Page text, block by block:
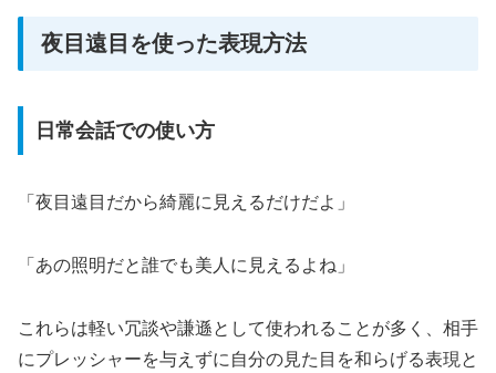
夜目遠目を使った表現方法
日常会話での使い方
「夜目遠目だから綺麗に見えるだけだよ」
「あの照明だと誰でも美人に見えるよね」
これらは軽い冗談や謙遜として使われることが多く、相手
にプレッシャーを与えずに自分の見た目を和らげる表現と